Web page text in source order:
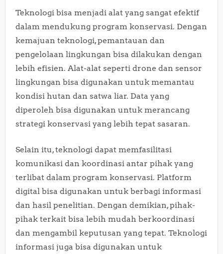
Teknologi bisa menjadi alat yang sangat efektif
dalam mendukung program konservasi. Dengan
kemajuan teknologi, pemantauan dan
pengelolaan lingkungan bisa dilakukan dengan
lebih efisien. Alat-alat seperti drone dan sensor
lingkungan bisa digunakan untuk memantau
kondisi hutan dan satwa liar. Data yang
diperoleh bisa digunakan untuk merancang
strategi konservasi yang lebih tepat sasaran.
Selain itu, teknologi dapat memfasilitasi
komunikasi dan koordinasi antar pihak yang
terlibat dalam program konservasi. Platform
digital bisa digunakan untuk berbagi informasi
dan hasil penelitian. Dengan demikian, pihak-
pihak terkait bisa lebih mudah berkoordinasi
dan mengambil keputusan yang tepat. Teknologi
informasi juga bisa digunakan untuk